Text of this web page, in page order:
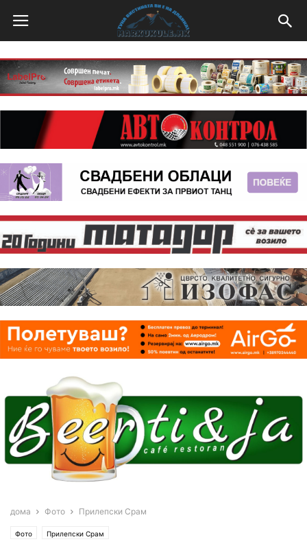
дома Фото Прилепски Срам
Фото Прилепски Срам